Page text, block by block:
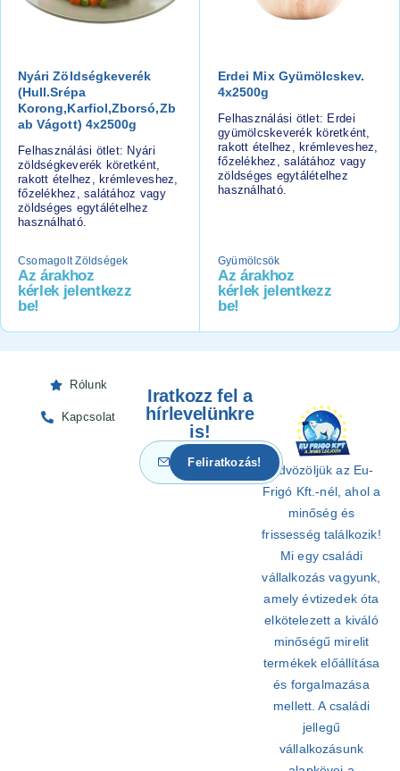
Nyári Zöldségkeverék
(hull.srépa
Korong,karfiol,zborsó,zb
Ab Vágott) 4x2500g
Felhasználási ötlet: Nyári
zöldségkeverék köretként,
rakott ételhez, krémleveshez,
főzelékhez, salátához vagy
zöldséges egytálételhez
használható.
Csomagolt Zöldségek
Az árakhoz
kérlek jelentkezz
be!
Erdei Mix Gyümölcskev.
4x2500g
Felhasználási ötlet: Erdei
gyümölcskeverék köretként,
rakott ételhez, krémleveshez,
főzelékhez, salátához vagy
zöldséges egytálételhez
használható.
Gyümölcsök
Az árakhoz
kérlek jelentkezz
be!
Rólunk
Kapcsolat
Üdvözöljük az Eu-
Frigó Kft.-nél, ahol a
minőség és
frissesség találkozik!
Mi egy családi
vállalkozás vagyunk,
amely évtizedek óta
elkötelezett a kiváló
minőségű mirelit
termékek előállítása
és forgalmazása
mellett. A családi
jellegű
vállalkozásunk
Iratkozz fel a
hírlevelünkre
is!